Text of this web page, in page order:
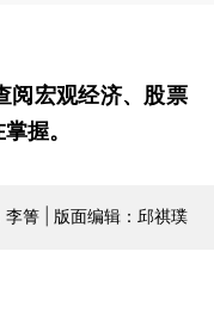
阅宏观经济、股票
握。
李箐 | 版面编辑：邱祺璞